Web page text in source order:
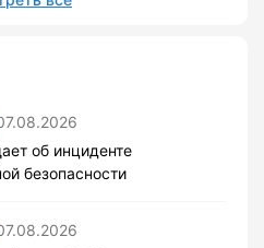
об инциденте
безопасности